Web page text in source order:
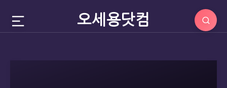
오세용닷컴